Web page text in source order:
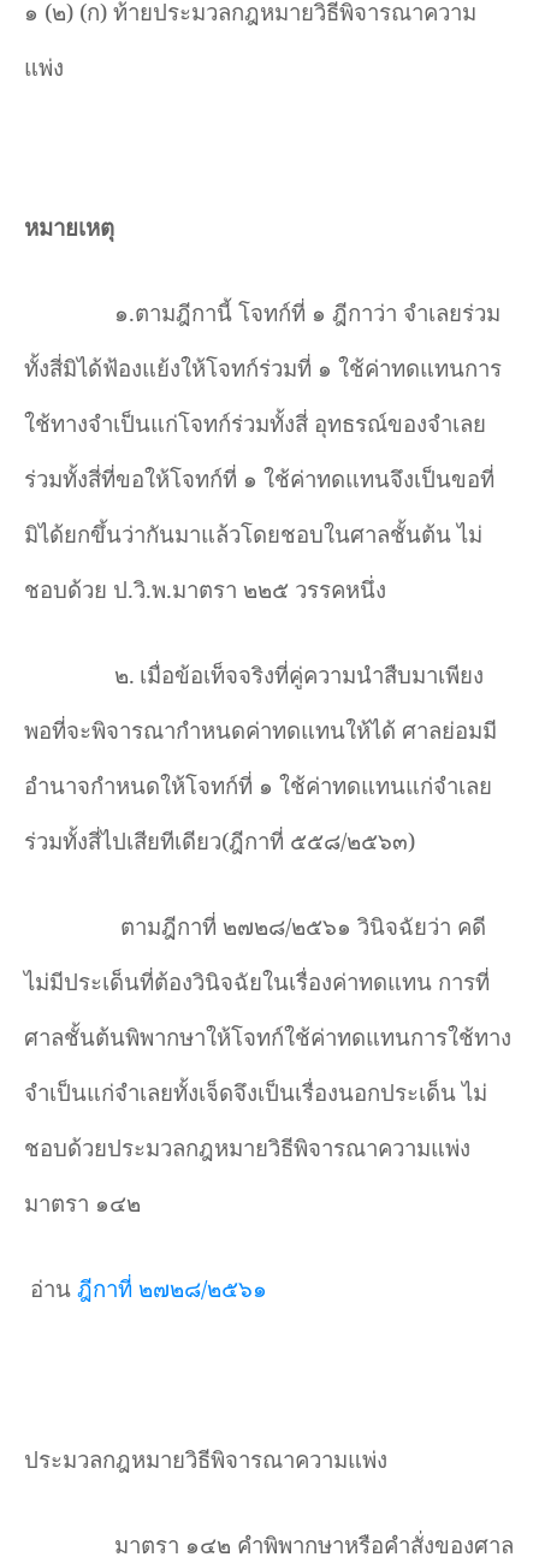
๑ (๒) (ก) ท้ายประมวลกฎหมายวิธีพิจารณาความ
แพ่ง
หมายเหตุ
๑.ตามฎีกานี้ โจทก์ที่ ๑ ฎีกาว่า จำเลยร่วม
ทั้งสี่มิได้ฟ้องแย้งให้โจทก์ร่วมที่ ๑ ใช้ค่าทดแทนการ
ใช้ทางจำเป็นแก่โจทก์ร่วมทั้งสี่ อุทธรณ์ของจำเลย
ร่วมทั้งสี่ที่ขอให้โจทก์ที่ ๑ ใช้ค่าทดแทนจึงเป็นขอที่
มิได้ยกขึ้นว่ากันมาแล้วโดยชอบในศาลชั้นต้น ไม่
ชอบด้วย ป.วิ.พ.มาตรา ๒๒๕ วรรคหนึ่ง
๒. เมื่อข้อเท็จจริงที่คู่ความนำสืบมาเพียง
พอที่จะพิจารณากำหนดค่าทดแทนให้ได้ ศาลย่อมมี
อำนาจกำหนดให้โจทก์ที่ ๑ ใช้ค่าทดแทนแก่จำเลย
ร่วมทั้งสี่ไปเสียทีเดียว(ฎีกาที่ ๕๕๘/๒๕๖๓)
ตามฎีกาที่ ๒๗๒๘/๒๕๖๑ วินิจฉัยว่า คดี
ไม่มีประเด็นที่ต้องวินิจฉัยในเรื่องค่าทดแทน การที่
ศาลชั้นต้นพิพากษาให้โจทก์ใช้ค่าทดแทนการใช้ทาง
จำเป็นแก่จำเลยทั้งเจ็ดจึงเป็นเรื่องนอกประเด็น ไม่
ชอบด้วยประมวลกฎหมายวิธีพิจารณาความแพ่ง
มาตรา ๑๔๒
อ่าน ฎีกาที่ ๒๗๒๘/๒๕๖๑
ประมวลกฎหมายวิธีพิจารณาความแพ่ง
มาตรา ๑๔๒ คำพิพากษาหรือคำสั่งของศาล